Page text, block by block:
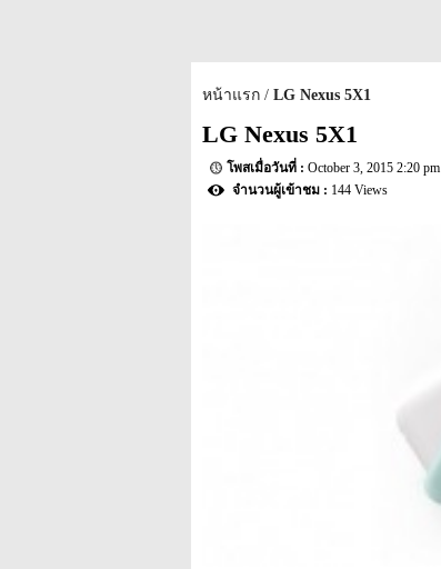
หน้าแรก LG Nexus 5X1
LG Nexus 5X1
October 3, 2015 2:20 pm
144 Views